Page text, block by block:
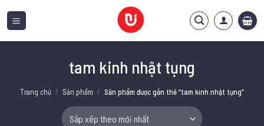
qua
tam kinh nhật tụng
Trang chủ / Sản phẩm / Sản phẩm được gắn thẻ “tam kinh nhật tụng”